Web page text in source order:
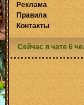
Реклама
Правила
Контакты
Сейчас в чате 6